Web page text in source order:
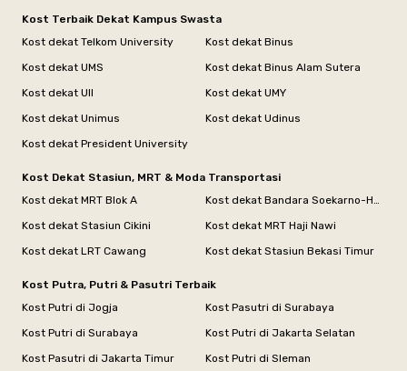
Kost Terbaik Dekat Kampus Swasta
Kost dekat Telkom University
Kost dekat Binus
Kost dekat UMS
Kost dekat Binus Alam Sutera
Kost dekat UII
Kost dekat UMY
Kost dekat Unimus
Kost dekat Udinus
Kost dekat President University
Kost Dekat Stasiun, MRT & Moda Transportasi
Kost dekat MRT Blok A
Kost dekat Bandara Soekarno-Hatta
Kost dekat Stasiun Cikini
Kost dekat MRT Haji Nawi
Kost dekat LRT Cawang
Kost dekat Stasiun Bekasi Timur
Kost Putra, Putri & Pasutri Terbaik
Kost Putri di Jogja
Kost Pasutri di Surabaya
Kost Putri di Surabaya
Kost Putri di Jakarta Selatan
Kost Pasutri di Jakarta Timur
Kost Putri di Sleman